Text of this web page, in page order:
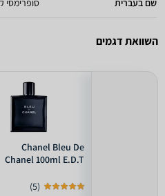
שם בעברית סופרימסי
השוואת דגמים
Chanel Bleu De
Chanel 100ml E.D.T
(
5
)